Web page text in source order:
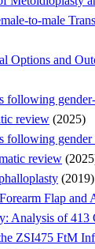
to-male
Options and
following
review (2025)
following
review
(2019)
Flap and
Analysis of 413
ZSI475 FtM